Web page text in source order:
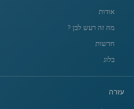
אודות
מה זה רעש לבן ?
חדשות
בלוג
עזרה